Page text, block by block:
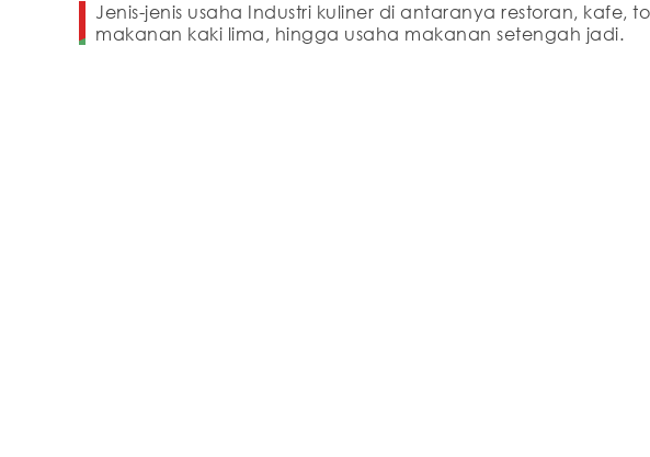
Jenis-jenis usaha Industri kuliner di antaranya restoran, kafe,
makanan kaki lima, hingga usaha makanan setengah jadi.